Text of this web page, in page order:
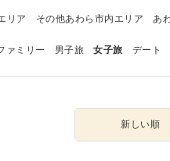
リア その他あわら市内エリア あ
ァミリー 男子旅 女子旅 デート
新しい順